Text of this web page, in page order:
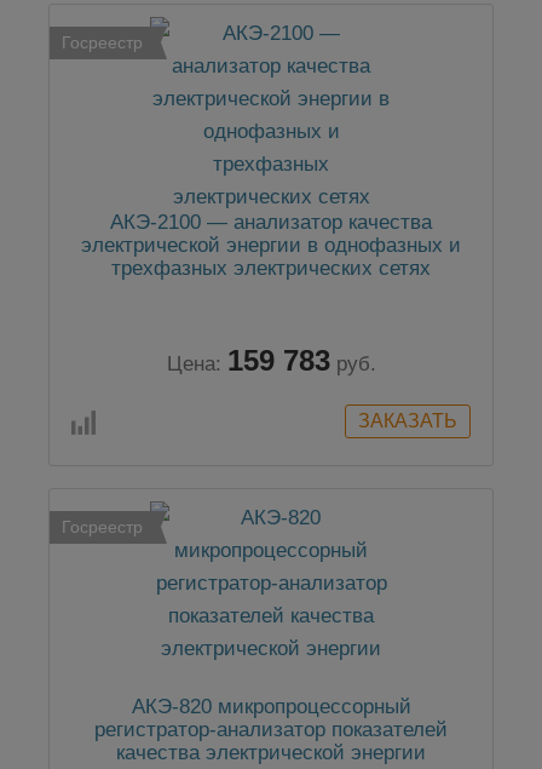
Госреестр
АКЭ-2100 — анализатор качества
электрической энергии в однофазных и
трехфазных электрических сетях
Цена: 159 783 руб.
Госреестр
АКЭ-820 микропроцессорный
регистратор-анализатор показателей
качества электрической энергии